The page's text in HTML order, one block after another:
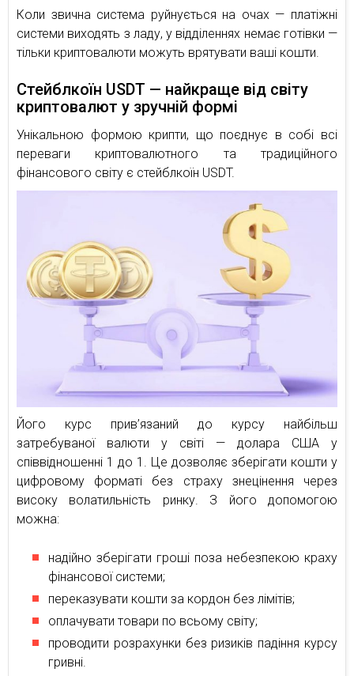
Коли звична система руйнується на очах — платіжні
системи виходять з ладу, у відділеннях немає готівки —
тільки криптовалюти можуть врятувати ваші кошти.
Стейблкоїн USDT — найкраще від світу
криптовалют у зручній формі
Унікальною формою крипти, що поєднує в собі всі
переваги криптовалютного та традиційного
фінансового світу є стейблкоїн USDT.
Його курс прив’язаний до курсу найбільш
затребуваної валюти у світі — долара США у
співвідношенні 1 до 1. Це дозволяє зберігати кошти у
цифровому форматі без страху знецінення через
високу волатильність ринку. З його допомогою
можна:
надійно зберігати гроші поза небезпекою краху
фінансової системи;
переказувати кошти за кордон без лімітів;
оплачувати товари по всьому світу;
проводити розрахунки без ризиків падіння курсу
гривні.